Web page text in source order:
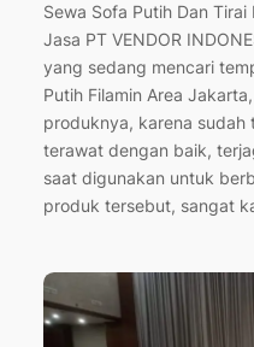
Sewa Sofa Putih Dan
Jasa PT VENDOR
yang sedang mencari
Putih Filamin Area
produknya, karena sudah
terawat dengan baik,
saat digunakan untuk
produk tersebut, sangat